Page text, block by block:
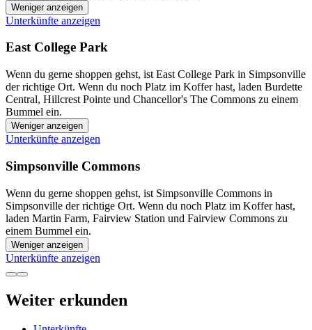
Weniger anzeigen
Unterkünfte anzeigen
East College Park
Wenn du gerne shoppen gehst, ist East College Park in Simpsonville
der richtige Ort. Wenn du noch Platz im Koffer hast, laden Burdette
Central, Hillcrest Pointe und Chancellor's The Commons zu einem
Bummel ein.
Weniger anzeigen
Unterkünfte anzeigen
Simpsonville Commons
Wenn du gerne shoppen gehst, ist Simpsonville Commons in
Simpsonville der richtige Ort. Wenn du noch Platz im Koffer hast,
laden Martin Farm, Fairview Station und Fairview Commons zu
einem Bummel ein.
Weniger anzeigen
Unterkünfte anzeigen
Weiter erkunden